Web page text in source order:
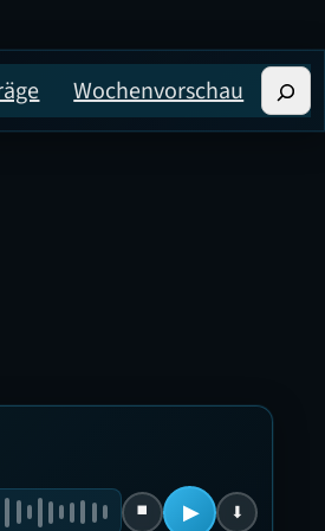
Wochenvorschau